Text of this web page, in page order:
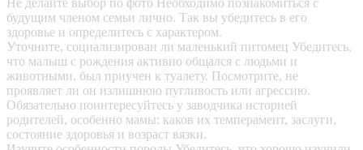
Не делайте выбор по фото Необходимо познакомиться с
будущим членом семьи лично. Так вы убедитесь в его
здоровье и определитесь с характером.
Уточните, социализирован ли маленький питомец Убедитесь,
что малыш с рождения активно общался с людьми и
животными, был приучен к туалету. Посмотрите, не
проявляет ли он излишнюю пугливость или агрессию.
Обязательно поинтересуйтесь у заводчика историей
родителей, особенно мамы: каков их темперамент, заслуги,
состояние здоровья и возраст вязки.